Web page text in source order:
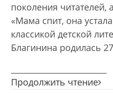
поколения читателей,
«Мама спит, она
классикой детской
Благинина родилась
Продолжить чтение Мир